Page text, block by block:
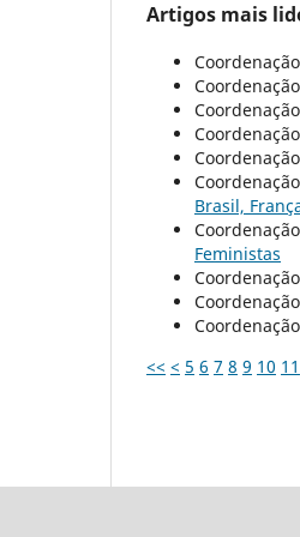
Artigos mais
Brasil,
Feministas
<< < 5 6 7 8 9 10 11